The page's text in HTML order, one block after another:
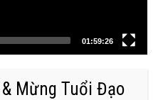
01:59:26
Mừng Tuổi Đạo